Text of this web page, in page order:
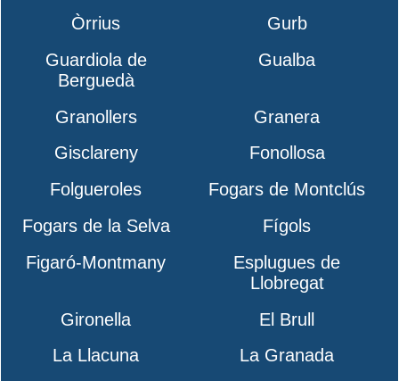
Òrrius
Gurb
Guardiola de
Berguedà
Gualba
Granollers
Granera
Gisclareny
Fonollosa
Folgueroles
Fogars de Montclús
Fogars de la Selva
Fígols
Figaró-Montmany
Esplugues de
Llobregat
Gironella
El Brull
La Llacuna
La Granada